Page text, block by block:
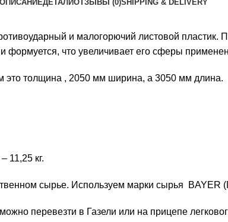
ОПИСАНИЕДЕТАЛИОТЗЫВЫ (0)SHIPPING & DELIVERY
и малогорючий листовой
формуется, что увеличивает его сферы
это толщина , 2050 мм ширина, а 3050 мм длина.
11,25 кг.
сырье. Используем марки сырья
перевезти в Газели или на прицепе